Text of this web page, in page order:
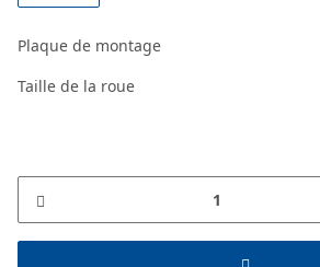
Plaque de montage
Taille de la roue